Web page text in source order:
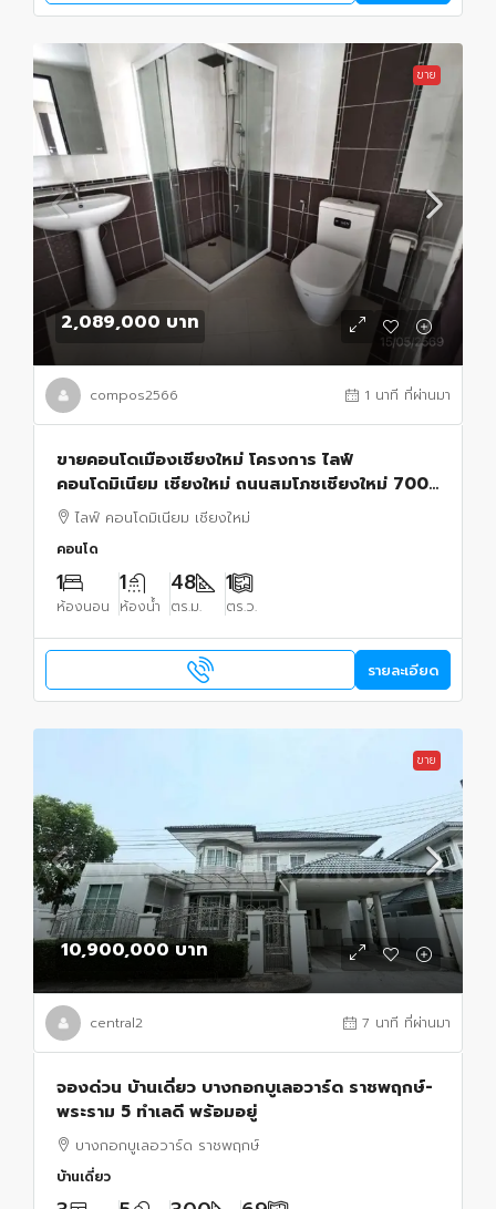
ขาย
2,089,000 บาท
compos2566 1 นาที ที่ผ่านมา
ขายคอนโดเมืองเชียงใหม่ โครงการ ไลฟ์
คอนโดมิเนียม เชียงใหม่ ถนนสมโภชเชียงใหม่ 700
ปี ไลฟ์ คอนโดมิเนียม เชียงใหม่
คอนโด
1
ห้องนอน
1
ห้องน้ำ
48
ตร.ม.
1
ตร.ว.
รายละเอียด
ขาย
10,900,000 บาท
central2 7 นาที ที่ผ่านมา
จองด่วน บ้านเดี่ยว บางกอกบูเลอวาร์ด ราชพฤกษ์-
พระราม 5 ทำเลดี พร้อมอยู่
บางกอกบูเลอวาร์ด ราชพฤกษ์
บ้านเดี่ยว